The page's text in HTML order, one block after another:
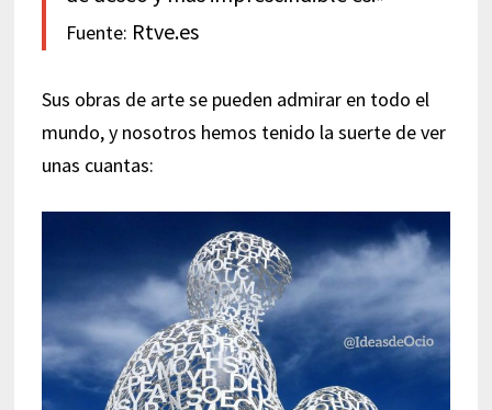
Fuente: Rtve.es
Sus obras de arte se pueden admirar en todo el
mundo, y nosotros hemos tenido la suerte de ver
unas cuantas: